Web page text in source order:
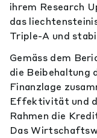
ihrem Research
das
Triple-A und
Gemäss dem
die Beibehaltung
Finanzlage
Effektivität und
Rahmen die
Das